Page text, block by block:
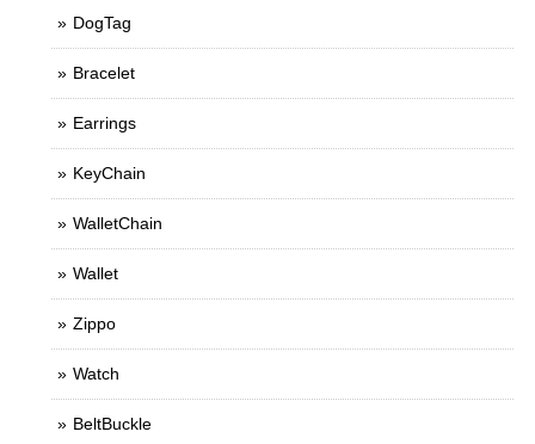
DogTag
Bracelet
Earrings
KeyChain
WalletChain
Wallet
Zippo
Watch
BeltBuckle